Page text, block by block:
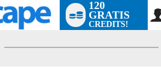
120
GRATIS
CREDITS!